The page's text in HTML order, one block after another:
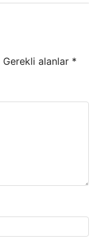
Gerekli alanlar *